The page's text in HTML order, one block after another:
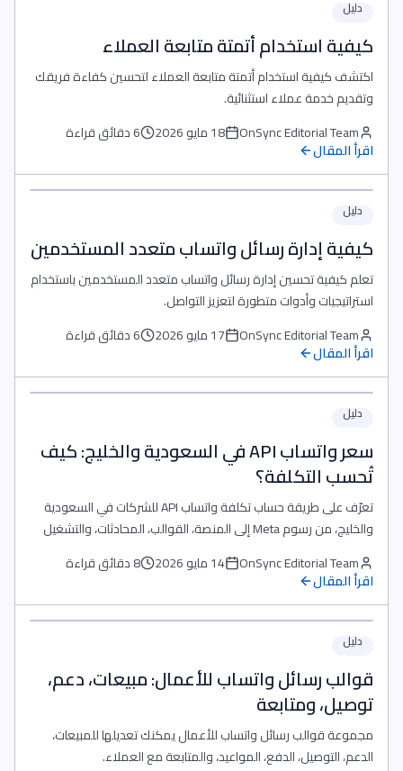
دليل
كيفية استخدام أتمتة متابعة العملاء
اكتشف كيفية استخدام أتمتة متابعة العملاء لتحسين كفاءة فريقك
وتقديم خدمة عملاء استثنائية.
OnSync Editorial Team
18 مايو 2026 6 دقائق قراءة
اقرأ المقال
دليل
كيفية إدارة رسائل واتساب متعدد المستخدمين
تعلم كيفية تحسين إدارة رسائل واتساب متعدد المستخدمين باستخدام
استراتيجيات وأدوات متطورة لتعزيز التواصل.
OnSync Editorial Team
17 مايو 2026 6 دقائق قراءة
اقرأ المقال
دليل
سعر واتساب API في السعودية والخليج: كيف
تُحسب التكلفة؟
تعرّف على طريقة حساب تكلفة واتساب API للشركات في السعودية
والخليج، من رسوم Meta إلى المنصة، القوالب، المحادثات، والتشغيل
OnSync Editorial Team 14 مايو 2026 8 دقائق قراءة
اقرأ المقال
دليل
قوالب رسائل واتساب للأعمال: مبيعات، دعم،
توصيل، ومتابعة
مجموعة قوالب رسائل واتساب للأعمال يمكنك تعديلها للمبيعات،
الدعم، التوصيل، الدفع، المواعيد، والمتابعة مع العملاء.